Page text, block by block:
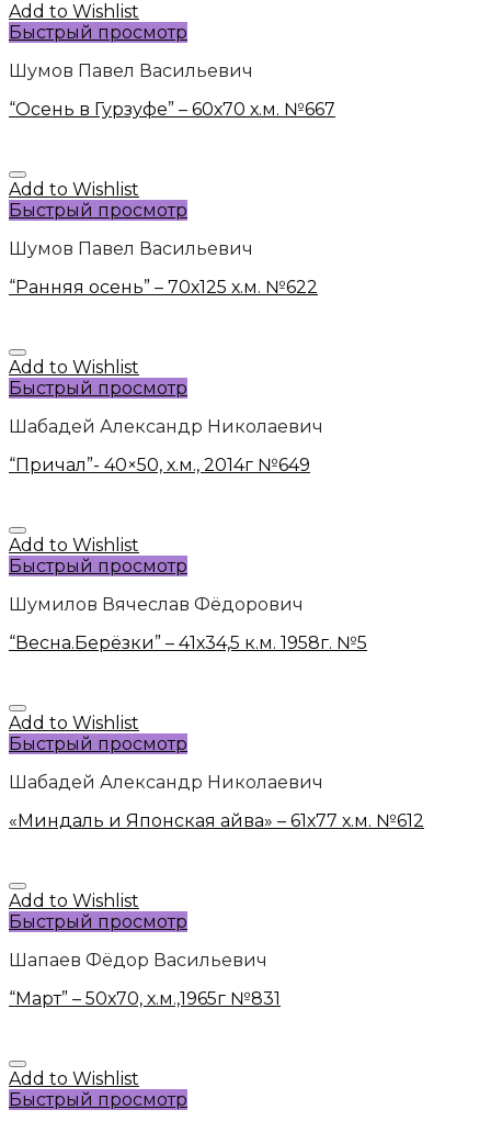
Add to Wishlist
Быстрый просмотр
Шумов Павел Васильевич
“Осень в Гурзуфе” – 60х70 х.м. №667
Add to Wishlist
Быстрый просмотр
Шумов Павел Васильевич
“Ранняя осень” – 70х125 х.м. №622
Add to Wishlist
Быстрый просмотр
Шабадей Александр Николаевич
“Причал”- 40×50, х.м., 2014г №649
Add to Wishlist
Быстрый просмотр
Шумилов Вячеслав Фёдорович
“Весна.Берёзки” – 41х34,5 к.м. 1958г. №5
Add to Wishlist
Быстрый просмотр
Шабадей Александр Николаевич
«Миндаль и Японская айва» – 61х77 х.м. №612
Add to Wishlist
Быстрый просмотр
Шапаев Фёдор Васильевич
“Март” – 50х70, х.м.,1965г №831
Add to Wishlist
Быстрый просмотр